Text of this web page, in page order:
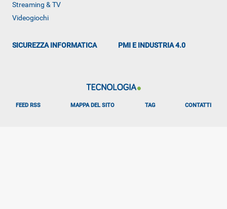
Streaming & TV
Videogiochi
SICUREZZA INFORMATICA PMI E INDUSTRIA 4.0
FEED RSS MAPPA DEL SITO TAG CONTATTI